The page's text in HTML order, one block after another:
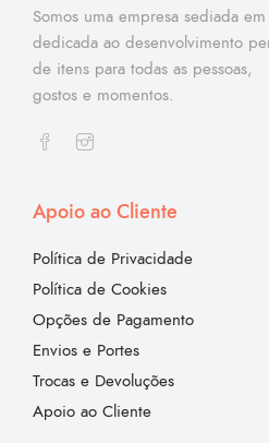
Somos uma empresa sediada
dedicada ao desenvolvimento
de itens para todas as pessoas,
gostos e momentos.
Apoio ao Cliente
Política de Privacidade
Política de Cookies
Opções de Pagamento
Envios e Portes
Trocas e Devoluções
Apoio ao Cliente